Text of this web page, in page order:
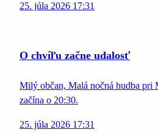
25. júla 2026 17:31
O chvíľu začne udalosť
Milý občan, Malá nočná hudba pri
začína o 20:30.
25. júla 2026 17:31